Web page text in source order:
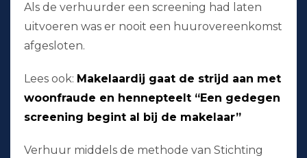
Als de verhuurder een screening had laten
uitvoeren was er nooit een huurovereenkomst
afgesloten.
Lees ook: Makelaardij gaat de strijd aan met
woonfraude en hennepteelt “Een gedegen
screening begint al bij de makelaar”
Verhuur middels de methode van Stichting